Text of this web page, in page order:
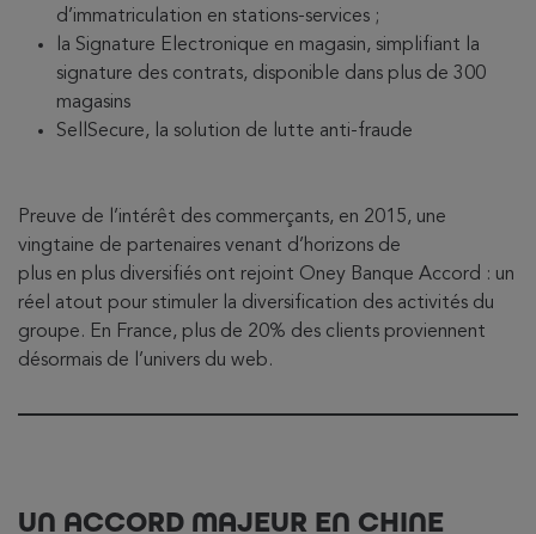
d’immatriculation en stations-services ;
la Signature Electronique en magasin, simplifiant la
signature des contrats, disponible dans plus de 300
magasins
SellSecure, la solution de lutte anti-fraude
Preuve de l’intérêt des commerçants, en 2015, une
vingtaine de partenaires venant d’horizons de
plus en plus diversifiés ont rejoint Oney Banque Accord : un
réel atout pour stimuler la diversification des activités du
groupe. En France, plus de 20% des clients proviennent
désormais de l’univers du web.
UN ACCORD MAJEUR EN CHINE